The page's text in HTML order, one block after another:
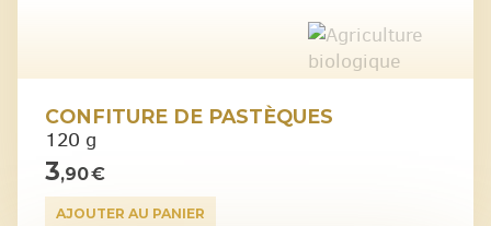
CONFITURE DE PASTÈQUES
120 g
3,90 €
AJOUTER AU PANIER